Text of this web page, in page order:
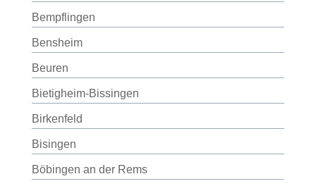
Bempflingen
Bensheim
Beuren
Bietigheim-Bissingen
Birkenfeld
Bisingen
Böbingen an der Rems